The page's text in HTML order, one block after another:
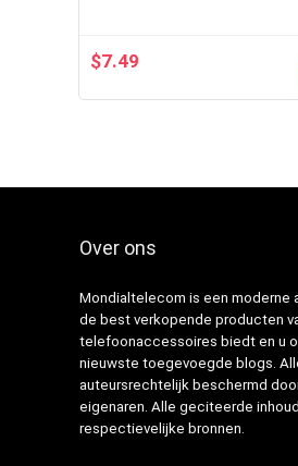
$7.49
Over ons
Mondialtelecom is een moderne
de best verkopende producten
telefoonaccessoires biedt en u
nieuwste toegevoegde blogs.
auteursrechtelijk beschermd
eigenaren. Alle geciteerde
respectievelijke bronnen.